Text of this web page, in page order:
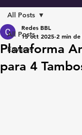
All Posts
Envases
All Posts
Plataforma
para 4
Redes BBL
15 oct 2025 2 min